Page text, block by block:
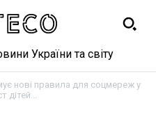
України та світу
нові правила для соцмереж у
дітей...